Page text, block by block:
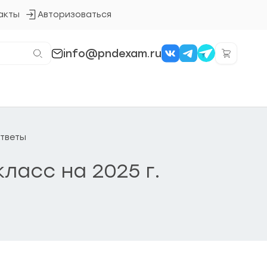
Авторизоваться
Кнопка
info@pndexam.ru
на 2025 г.